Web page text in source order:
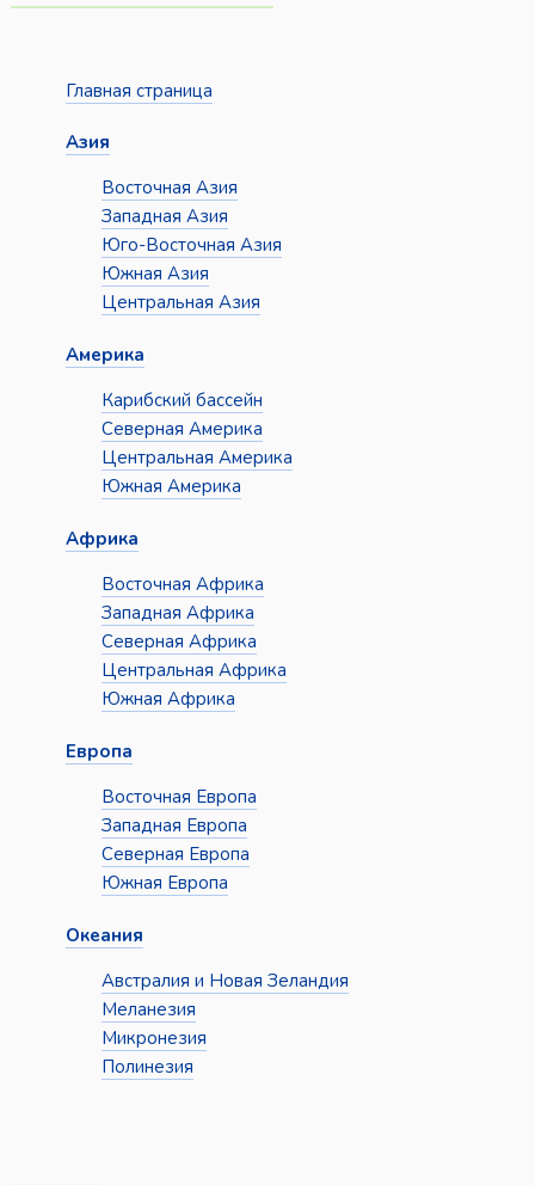
Главная страница
Азия
Восточная Азия
Западная Азия
Юго-Восточная Азия
Южная Азия
Центральная Азия
Америка
Карибский бассейн
Северная Америка
Центральная Америка
Южная Америка
Африка
Восточная Африка
Западная Африка
Северная Африка
Центральная Африка
Южная Африка
Европа
Восточная Европа
Западная Европа
Северная Европа
Южная Европа
Океания
Австралия и Новая Зеландия
Меланезия
Микронезия
Полинезия